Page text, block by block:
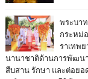
พระบา
กระหม่
ราเทพ
นานาชาติด้านการพัฒน
สืบสาน รักษา และต่อยอ